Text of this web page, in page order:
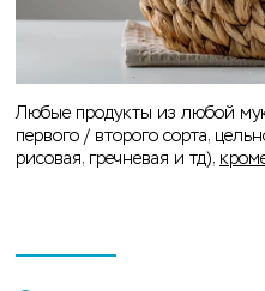
Любые продукты из любой
первого / второго сорта,
рисовая, гречневая и тд),